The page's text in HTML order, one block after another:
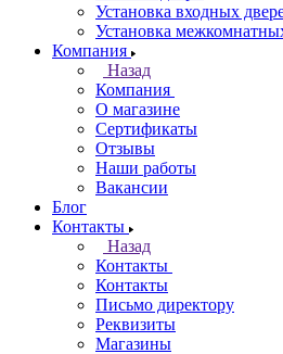
Установка входных
Установка
Компания
Назад
Компания
О магазине
Сертификаты
Отзывы
Наши работы
Вакансии
Блог
Контакты
Назад
Контакты
Контакты
Письмо директору
Реквизиты
Магазины